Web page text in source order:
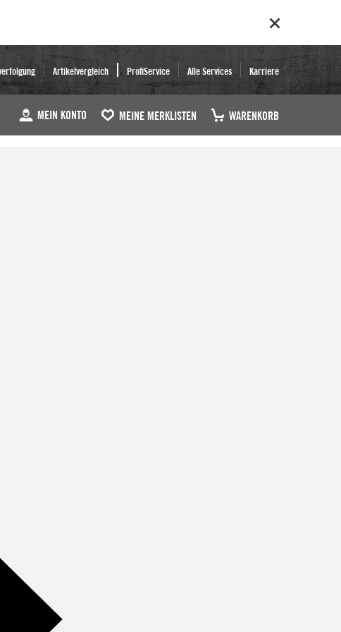
Artikelvergleich ProfiService Alle Services Karriere
MEIN KONTO MEINE MERKLISTEN WARENKORB